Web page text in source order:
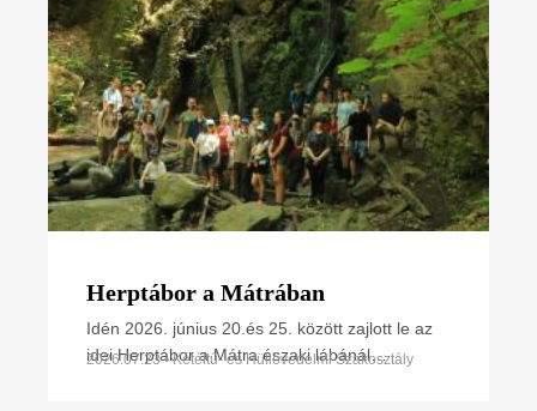
Herptábor a Mátrában
Idén 2026. június 20.és 25. között zajlott le az
idei Herptábor a Mátra északi lábánál
2026.07.23 • Kétéltű- és Hüllővédelmi Szakosztály